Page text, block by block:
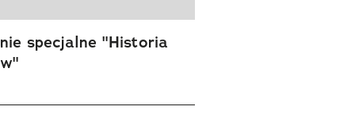
specjalne "Historia